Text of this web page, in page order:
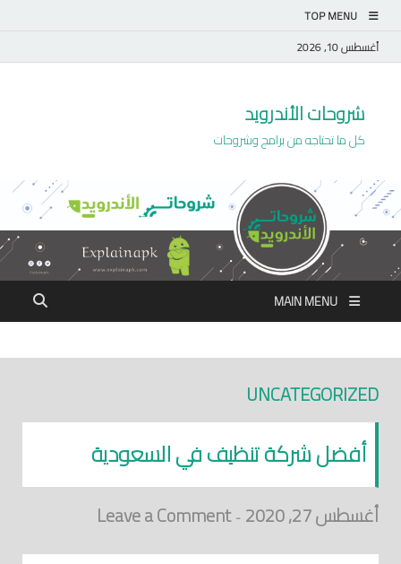
TOP MENU
أغسطس 10, 2026
شروحات الأندرويد
كل ما تحتاجه من برامج وشروحات
MAIN MENU
UNCATEGORIZED
أفضل شركة تنظيف في السعودية
أغسطس 27, 2020 -
Leave a Comment